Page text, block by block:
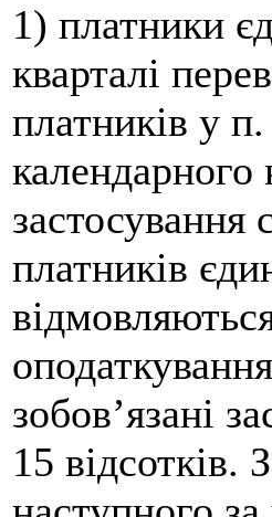
1) платники
кварталі
платників у
календарного
застосування
платників
зобов’язані
15 відсотків.